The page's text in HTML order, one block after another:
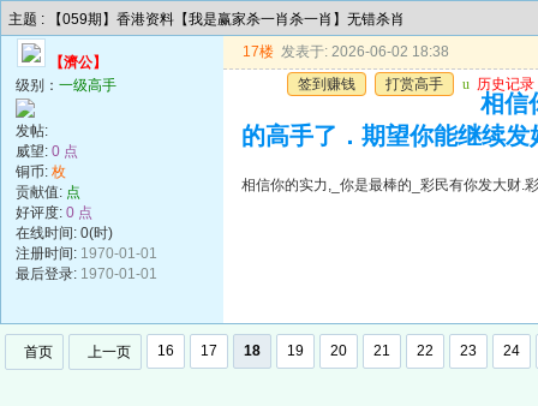
主题 : 【059期】香港资料【我是赢家杀一肖杀一肖】无错杀肖
【濟公】
级别： 一级高手
发帖:
威望: 0 点
铜币: 枚
贡献值: 点
好评度: 0 点
在线时间: 0(时)
注册时间: 1970-01-01
最后登录: 1970-01-01
17楼 发表于: 2026-06-02 18:38
签到赚钱
打赏高手 u 历史记录
相信
的高手了．期望你能继续发
相信你的实力,_你是最棒的_彩民有你发大财.
首页 上一页 16 17 18 19 20 21 22 23 24